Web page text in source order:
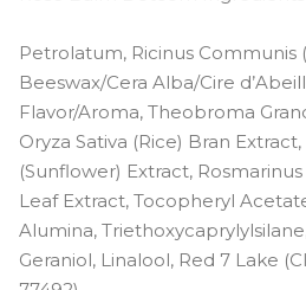
Petrolatum, Ricinus Communis
Beeswax/Cera Alba/Cire
Flavor/Aroma, Theobroma
Oryza Sativa (Rice) Bran
(Sunflower) Extract,
Leaf Extract, Tocopheryl
Alumina,
Geraniol, Linalool, Red 7 Lake